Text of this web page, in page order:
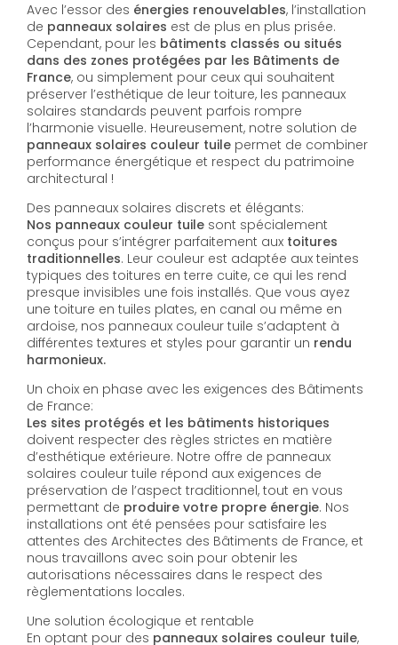
Avec l’essor des énergies renouvelables, l’installation
de panneaux solaires est de plus en plus prisée.
Cependant, pour les bâtiments classés ou situés
dans des zones protégées par les Bâtiments de
France, ou simplement pour ceux qui souhaitent
préserver l’esthétique de leur toiture, les panneaux
solaires standards peuvent parfois rompre
l’harmonie visuelle. Heureusement, notre solution de
panneaux solaires couleur tuile permet de combiner
performance énergétique et respect du patrimoine
architectural !
Des panneaux solaires discrets et élégants:
Nos panneaux couleur tuile sont spécialement
conçus pour s’intégrer parfaitement aux toitures
traditionnelles. Leur couleur est adaptée aux teintes
typiques des toitures en terre cuite, ce qui les rend
presque invisibles une fois installés. Que vous ayez
une toiture en tuiles plates, en canal ou même en
ardoise, nos panneaux couleur tuile s’adaptent à
différentes textures et styles pour garantir un rendu
harmonieux.
Un choix en phase avec les exigences des Bâtiments
de France:
Les sites protégés et les bâtiments historiques
doivent respecter des règles strictes en matière
d’esthétique extérieure. Notre offre de panneaux
solaires couleur tuile répond aux exigences de
préservation de l’aspect traditionnel, tout en vous
permettant de produire votre propre énergie. Nos
installations ont été pensées pour satisfaire les
attentes des Architectes des Bâtiments de France, et
nous travaillons avec soin pour obtenir les
autorisations nécessaires dans le respect des
règlementations locales.
Une solution écologique et rentable
En optant pour des panneaux solaires couleur tuile,